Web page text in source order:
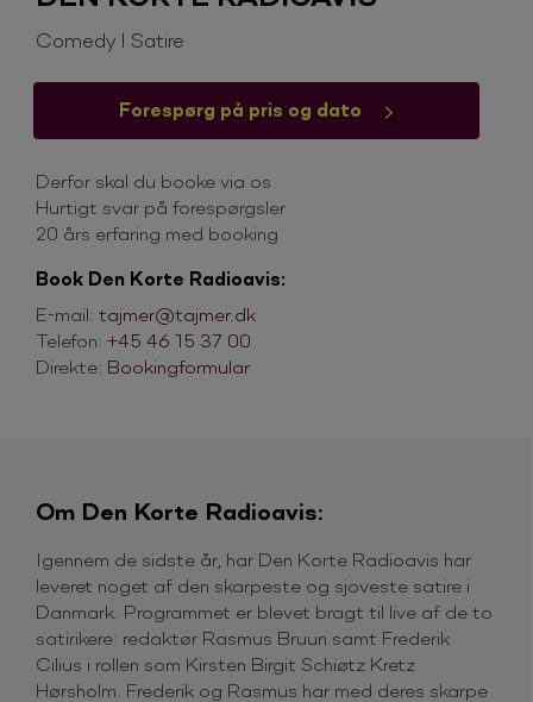
Comedy I Satire
Forespørg på pris og dato
Derfor skal du booke via os
Hurtigt svar på forespørgsler
20 års erfaring med booking
Book Den Korte Radioavis:
E-mail: tajmer@tajmer.dk
Telefon: +45 46 15 37 00
Direkte: Bookingformular
Om Den Korte Radioavis:
Igennem de sidste år, har Den Korte Radioavis har
leveret noget af den skarpeste og sjoveste satire i
Danmark. Programmet er blevet bragt til live af de to
satirikere: redaktør Rasmus Bruun samt Frederik
Cilius i rollen som Kirsten Birgit Schiøtz Kretz
Hørsholm. Frederik og Rasmus har med deres skarpe